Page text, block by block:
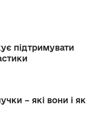
підтримувати
– які вони і як